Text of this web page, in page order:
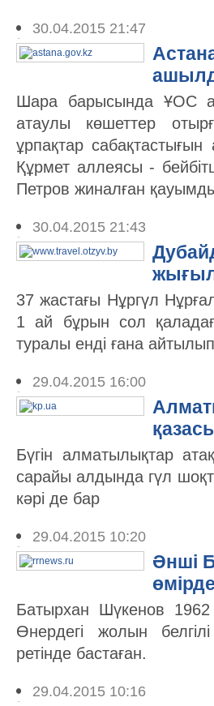
30.04.2015 21:47
Шара барысында ҰОС
атаулы көшеттер
ұрпақтар
Құрмет аллеясы -
Петров жиналған
30.04.2015 21:43
37 жастағы Нұргүл
1 ай бұрын сол
туралы енді ғана
29.04.2015 16:00
Бүгін алматылықтар
сарайы алдында гүл
кәрі де бар
29.04.2015 10:20
Әнші
Батырхан Шүкенов
Өнердегі жолын
ретінде бастаған.
29.04.2015 10:16